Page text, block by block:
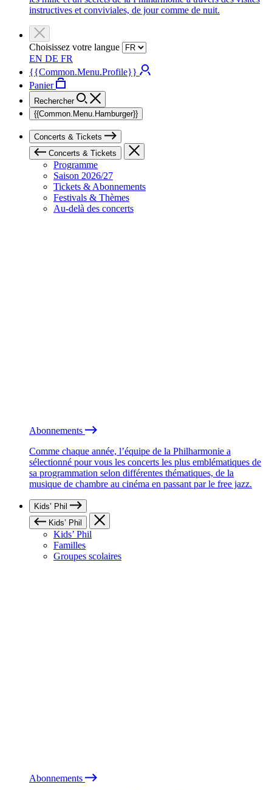
instructives et conviviales, de jour comme de nuit.
Choisissez votre langue
EN DE FR
{{Common.Menu.Profile}}
Panier
Rechercher
{{Common.Menu.Hamburger}}
Concerts & Tickets
Concerts & Tickets
Programme
Saison 2026/27
Tickets & Abonnements
Festivals & Thèmes
Au-delà des concerts
Abonnements
Comme chaque année, l’équipe de la Philharmonie a
sélectionné pour vous les concerts les plus emblématiques de
sa programmation selon différentes thématiques, de la
musique de chambre au cinéma en passant par le free jazz.
Kids’ Phil
Kids’ Phil
Kids’ Phil
Familles
Groupes scolaires
Abonnements